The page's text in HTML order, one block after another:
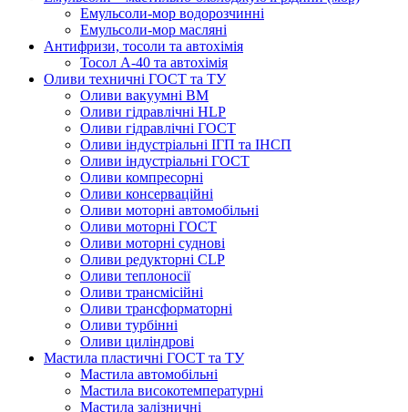
Емульсоли-мор водорозчинні
Емульсоли-мор масляні
Антифризи, тосоли та автохімія
Тосол А-40 та автохімія
Оливи техничні ГОСТ та ТУ
Оливи вакуумні ВМ
Оливи гідравлічні HLP
Оливи гідравлічні ГОСТ
Оливи індустріальні ІГП та ІНСП
Оливи індустріальні ГОСТ
Оливи компресорні
Оливи консерваційні
Оливи моторні автомобільні
Оливи моторні ГОСТ
Оливи моторні суднові
Оливи редукторні CLP
Оливи теплоносії
Оливи трансмісійні
Оливи трансформаторні
Оливи турбінні
Оливи циліндрові
Мастила пластичні ГОСТ та ТУ
Мастила автомобільні
Мастила високотемпературні
Мастила залізничні